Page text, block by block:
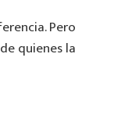
Pero
quienes la